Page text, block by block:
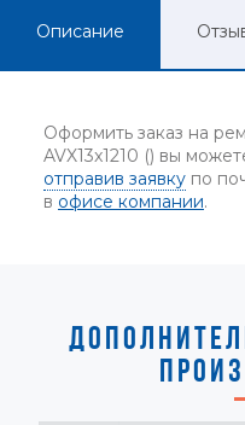
Описание
Оформить заказ на
AVX13x1210 () вы
отправив заявку по
в офисе компании.